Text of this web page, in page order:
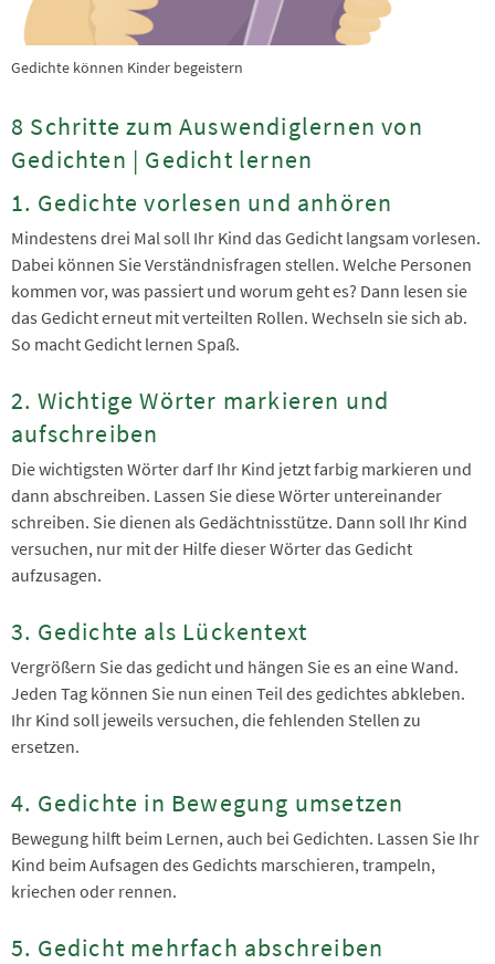
Gedichte können Kinder begeistern
8 Schritte zum Auswendiglernen von
Gedichten | Gedicht lernen
1. Gedichte vorlesen und anhören
Mindestens drei Mal soll Ihr Kind das Gedicht langsam vorlesen.
Dabei können Sie Verständnisfragen stellen. Welche Personen
kommen vor, was passiert und worum geht es? Dann lesen sie
das Gedicht erneut mit verteilten Rollen. Wechseln sie sich ab.
So macht Gedicht lernen Spaß.
2. Wichtige Wörter markieren und
aufschreiben
Die wichtigsten Wörter darf Ihr Kind jetzt farbig markieren und
dann abschreiben. Lassen Sie diese Wörter untereinander
schreiben. Sie dienen als Gedächtnisstütze. Dann soll Ihr Kind
versuchen, nur mit der Hilfe dieser Wörter das Gedicht
aufzusagen.
3. Gedichte als Lückentext
Vergrößern Sie das gedicht und hängen Sie es an eine Wand.
Jeden Tag können Sie nun einen Teil des gedichtes abkleben.
Ihr Kind soll jeweils versuchen, die fehlenden Stellen zu
ersetzen.
4. Gedichte in Bewegung umsetzen
Bewegung hilft beim Lernen, auch bei Gedichten. Lassen Sie Ihr
Kind beim Aufsagen des Gedichts marschieren, trampeln,
kriechen oder rennen.
5. Gedicht mehrfach abschreiben